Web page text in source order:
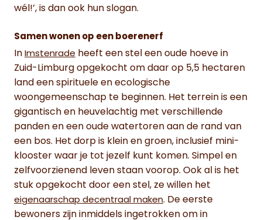
wél!’, is dan ook hun slogan.
Samen wonen op een boerenerf
In Imstenrade heeft een stel een oude hoeve in
Zuid-Limburg opgekocht om daar op 5,5 hectaren
land een spirituele en ecologische
woongemeenschap te beginnen. Het terrein is een
gigantisch en heuvelachtig met verschillende
panden en een oude watertoren aan de rand van
een bos. Het dorp is klein en groen, inclusief mini-
klooster waar je tot jezelf kunt komen. Simpel en
zelfvoorzienend leven staan voorop. Ook al is het
stuk opgekocht door een stel, ze willen het
eigenaarschap decentraal maken. De eerste
bewoners zijn inmiddels ingetrokken om in